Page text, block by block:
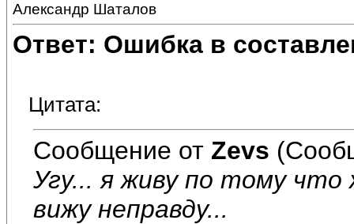
Александр Шаталов
Ответ: Ошибка в
Цитата:
Сообщение от Zevs
Угу... я живу по тому
вижу неправду...